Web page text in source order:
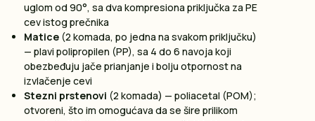
uglom od 90°, sa dva kompresiona priključka za PE
cev istog prečnika
Matice (2 komada, po jedna na svakom priključku)
— plavi polipropilen (PP), sa 4 do 6 navoja koji
obezbeđuju jače prianjanje i bolju otpornost na
izvlačenje cevi
Stezni prstenovi (2 komada) — poliacetal (POM);
otvoreni, što im omogućava da se šire prilikom